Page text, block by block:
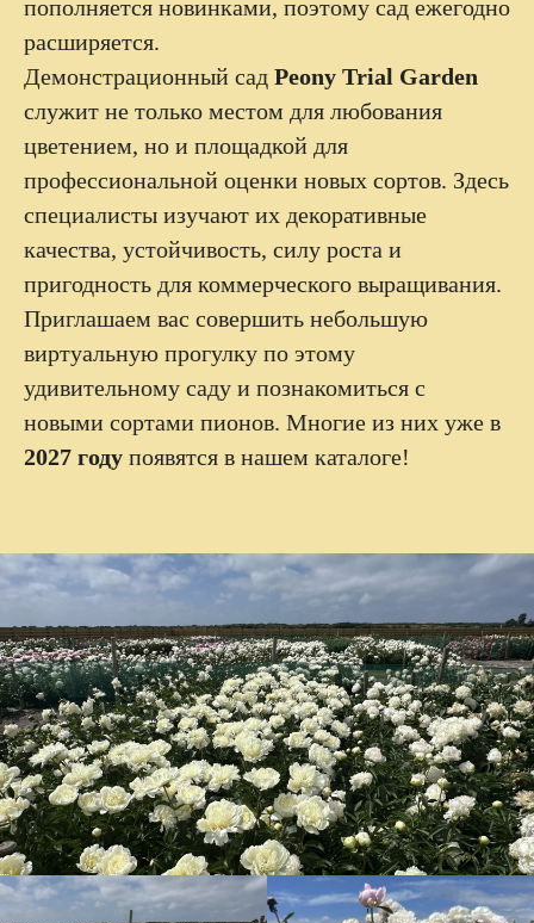
пополняется новинками, поэтому сад ежегодно
расширяется.
Демонстрационный сад Peony Trial Garden
служит не только местом для любования
цветением, но и площадкой для
профессиональной оценки новых сортов. Здесь
специалисты изучают их декоративные
качества, устойчивость, силу роста и
пригодность для коммерческого выращивания.
Приглашаем вас совершить небольшую
виртуальную прогулку по этому
удивительному саду и познакомиться с
новыми сортами пионов. Многие из них уже в
2027 году появятся в нашем каталоге!